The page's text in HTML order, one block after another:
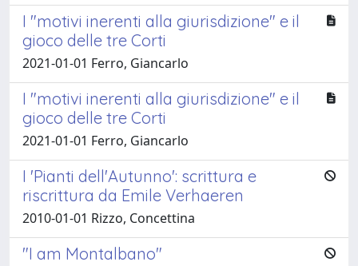
I "motivi inerenti alla giurisdizione" e il
gioco delle tre Corti
2021-01-01 Ferro, Giancarlo
I "motivi inerenti alla giurisdizione" e il
gioco delle tre Corti
2021-01-01 Ferro, Giancarlo
I 'Pianti dell'Autunno': scrittura e
riscrittura da Emile Verhaeren
2010-01-01 Rizzo, Concettina
"I am Montalbano"